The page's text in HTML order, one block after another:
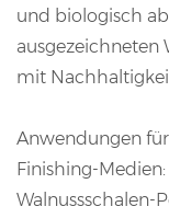
und biologisch
ausgezeichneten
mit
Anwendungen
Finishing-Medien:
Walnussschalen-